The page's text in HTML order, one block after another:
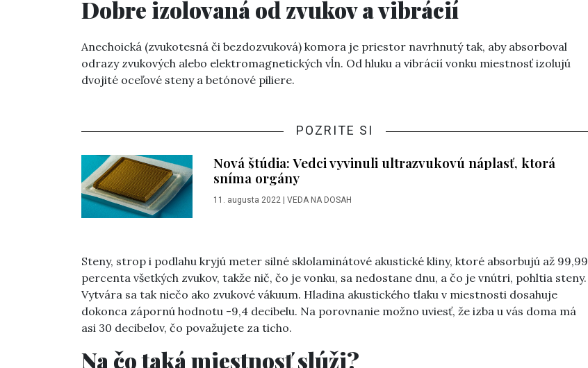
Dobre izolovaná od zvukov a vibrácií
Anechoická (zvukotesná či bezdozvuková) komora je priestor navrhnutý tak, aby absorboval
odrazy zvukových alebo elektromagnetických vĺn. Od hluku a vibrácií vonku miestnosť izolujú
dvojité oceľové steny a betónové piliere.
POZRITE SI
Nová štúdia: Vedci vyvinuli ultrazvukovú náplasť, ktorá
sníma orgány
11. augusta 2022| VEDA NA DOSAH
Steny, strop i podlahu kryjú meter silné sklolaminátové akustické kliny, ktoré absorbujú až 99,99
percenta všetkých zvukov, takže nič, čo je vonku, sa nedostane dnu, a čo je vnútri, pohltia steny.
Vytvára sa tak niečo ako zvukové vákuum. Hladina akustického tlaku v miestnosti dosahuje
dokonca zápornú hodnotu -9,4 decibelu. Na porovnanie možno uviesť, že izba u vás doma má
asi 30 decibelov, čo považujete za ticho.
Na čo taká miestnosť slúži?